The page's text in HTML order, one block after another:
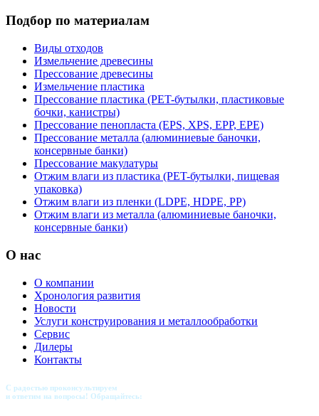
Подбор по материалам
Виды отходов
Измельчение древесины
Прессование древесины
Измельчение пластика
Прессование пластика (PET-бутылки, пластиковые
бочки, канистры)
Прессование пенопласта (EPS, XPS, EPP, EPE)
Прессование металла (алюминиевые баночки,
консервные банки)
Прессование макулатуры
Отжим влаги из пластика (PET-бутылки, пищевая
упаковка)
Отжим влаги из пленки (LDPE, HDPE, PP)
Отжим влаги из металла (алюминиевые баночки,
консервные банки)
О нас
О компании
Хронология развития
Новости
Услуги конструирования и металлообработки
Сервис
Дилеры
Контакты
С радостью проконсультируем
и ответим на вопросы! Обращайтесь: